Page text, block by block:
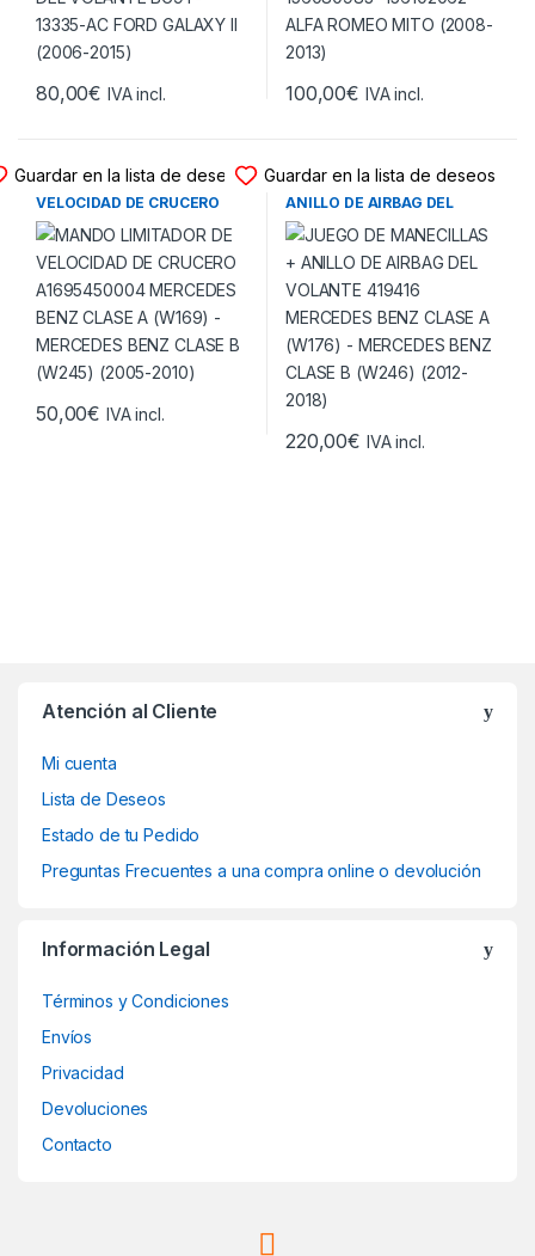
80,00€ IVA incl. 100,00€ IVA incl.
Guardar en la lista de deseos
MANDO LIMITADOR DE
VELOCIDAD DE CRUCERO
A1695450004 MERCEDES
BENZ CLASE A (W169) –
MERCEDES BENZ CLASE B
(W245) (2005-2010)
50,00€ IVA incl.
Guardar en la lista de deseos
JUEGO DE MANECILLAS +
ANILLO DE AIRBAG DEL
VOLANTE 419416 MERCEDES
BENZ CLASE A (W176) –
MERCEDES BENZ CLASE B
(W246) (2012-2018)
220,00€ IVA incl.
Atención al Cliente
Mi cuenta
Lista de Deseos
Estado de tu Pedido
Preguntas Frecuentes a una compra online o devolución
Información Legal
Términos y Condiciones
Envíos
Privacidad
Devoluciones
Contacto